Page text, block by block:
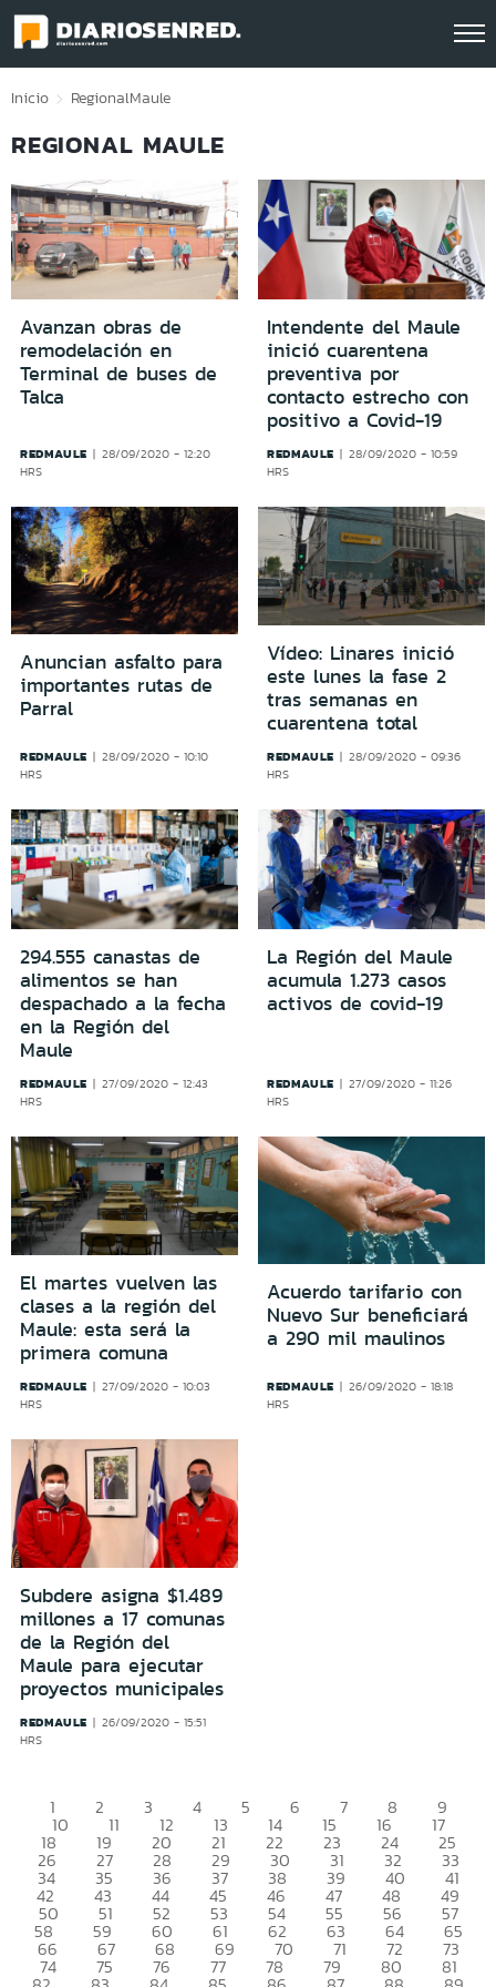
Click acá para ir directamente al contenido
Inicio RegionalMaule
REGIONAL MAULE
Avanzan obras de
remodelación en
Terminal de buses de
Talca
REDMAULE
28/09/2020 - 12:20
HRS
Intendente del Maule
inició cuarentena
preventiva por
contacto estrecho con
positivo a Covid-19
REDMAULE
28/09/2020 - 10:59
HRS
Anuncian asfalto para
importantes rutas de
Parral
REDMAULE
28/09/2020 - 10:10
HRS
Vídeo: Linares inició
este lunes la fase 2
tras semanas en
cuarentena total
REDMAULE
28/09/2020 - 09:36
HRS
294.555 canastas de
alimentos se han
despachado a la fecha
en la Región del
Maule
REDMAULE
27/09/2020 - 12:43
HRS
La Región del Maule
acumula 1.273 casos
activos de covid-19
REDMAULE
27/09/2020 - 11:26
HRS
El martes vuelven las
clases a la región del
Maule: esta será la
primera comuna
REDMAULE
27/09/2020 - 10:03
HRS
Acuerdo tarifario con
Nuevo Sur beneficiará
a 290 mil maulinos
REDMAULE
26/09/2020 - 18:18
HRS
Subdere asigna $1.489
millones a 17 comunas
de la Región del
Maule para ejecutar
proyectos municipales
REDMAULE
26/09/2020 - 15:51
HRS
1 2 3 4 5 6 7 8 9
10 11 12 13 14 15 16 17
18 19 20 21 22 23 24 25
26 27 28 29 30 31 32 33
34 35 36 37 38 39 40 41
42 43 44 45 46 47 48 49
50 51 52 53 54 55 56 57
58 59 60 61 62 63 64 65
66 67 68 69 70 71 72 73
74 75 76 77 78 79 80 81